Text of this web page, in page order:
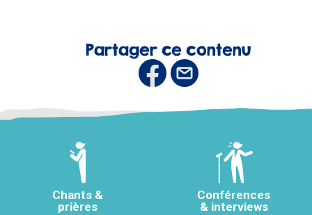
Partager ce contenu
Chants &
prières
Conférences
& interviews